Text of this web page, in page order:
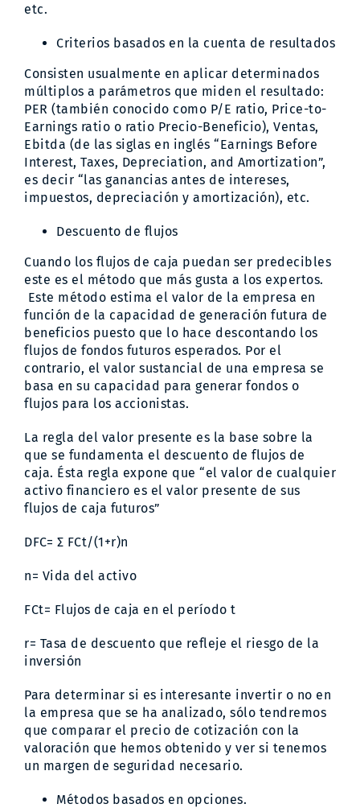
etc.
Criterios basados en la cuenta de resultados
Consisten usualmente en aplicar determinados
múltiplos a parámetros que miden el resultado:
PER (también conocido como P/E ratio, Price-to-
Earnings ratio o ratio Precio-Beneficio), Ventas,
Ebitda (de las siglas en inglés “Earnings Before
Interest, Taxes, Depreciation, and Amortization”,
es decir “las ganancias antes de intereses,
impuestos, depreciación y amortización), etc.
Descuento de flujos
Cuando los flujos de caja puedan ser predecibles
este es el método que más gusta a los expertos.
Este método estima el valor de la empresa en
función de la capacidad de generación futura de
beneficios puesto que lo hace descontando los
flujos de fondos futuros esperados. Por el
contrario, el valor sustancial de una empresa se
basa en su capacidad para generar fondos o
flujos para los accionistas.
La regla del valor presente es la base sobre la
que se fundamenta el descuento de flujos de
caja. Ésta regla expone que “el valor de cualquier
activo financiero es el valor presente de sus
flujos de caja futuros”
DFC= Σ FCt/(1+r)n
n= Vida del activo
FCt= Flujos de caja en el período t
r= Tasa de descuento que refleje el riesgo de la
inversión
Para determinar si es interesante invertir o no en
la empresa que se ha analizado, sólo tendremos
que comparar el precio de cotización con la
valoración que hemos obtenido y ver si tenemos
un margen de seguridad necesario.
Métodos basados en opciones.